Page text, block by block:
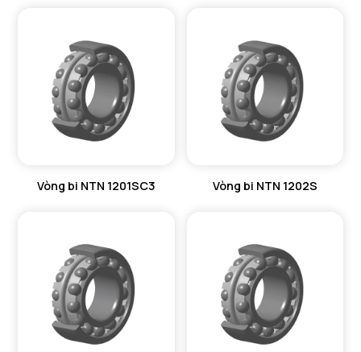
Vòng bi NTN 1201SC3 Vòng bi NTN 1202S